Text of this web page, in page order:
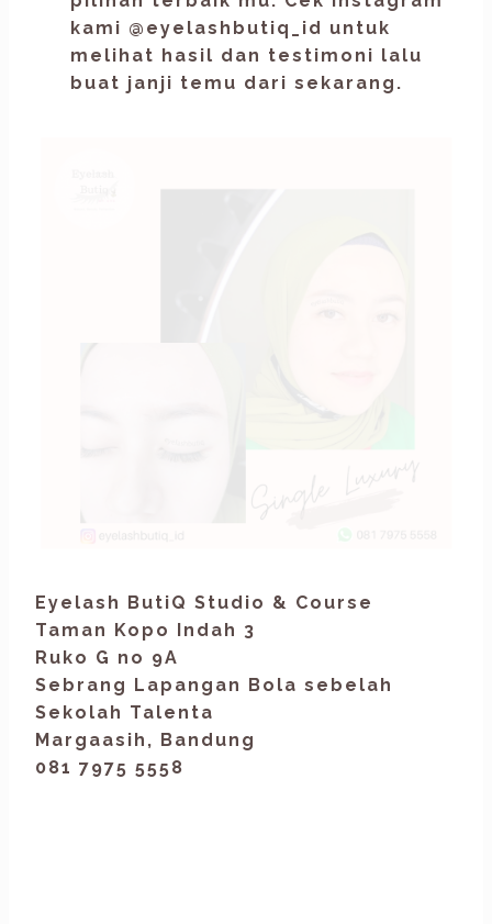
kami @eyelashbutiq_id untuk
melihat hasil dan testimoni lalu
buat janji temu dari sekarang.
Eyelash ButiQ Studio & Course
Taman Kopo Indah 3
Ruko G no 9A
Sebrang Lapangan Bola sebelah
Sekolah Talenta
Margaasih, Bandung
081 7975 5558